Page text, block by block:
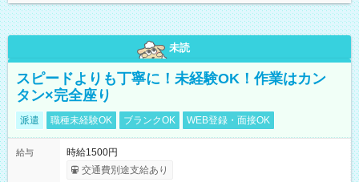
未読
スピードよりも丁寧に！未経験OK！作業はカン
タン×完全座り
派遣 職種未経験OK ブランクOK WEB登録・面接OK
給与
時給1500円
交通費別途支給あり